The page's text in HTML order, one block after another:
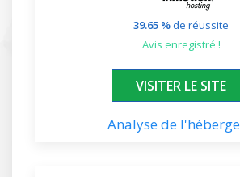
39.65 %de réussite
avis enregistré !
XXXXXX
VISITER LE SITE
Analyse de